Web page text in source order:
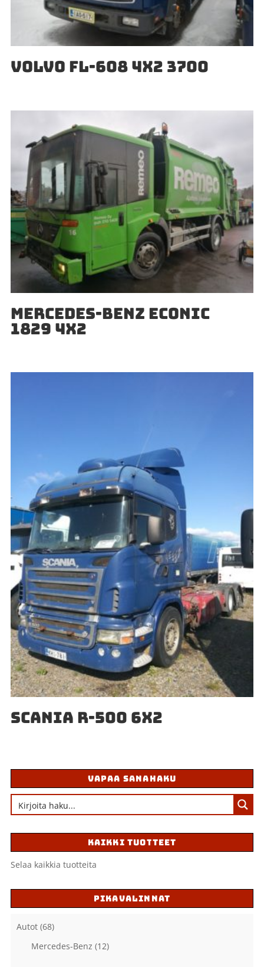
VOLVO FL-608 4X2 3700
MERCEDES-BENZ ECONIC
1829 4X2
SCANIA R-500 6X2
VAPAA SANAHAKU
KAIKKI TUOTTEET
Selaa kaikkia tuotteita
PIKAVALINNAT
Autot (68)
Mercedes-Benz (12)